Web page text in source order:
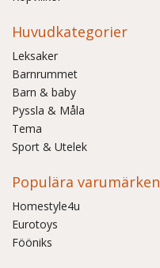
Huvudkategorier
Leksaker
Barnrummet
Barn & baby
Pyssla & Måla
Tema
Sport & Utelek
Populära varumärken
Homestyle4u
Eurotoys
Fööniks